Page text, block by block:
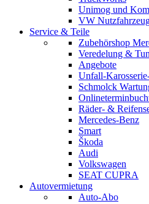
Unimog und
VW
Service & Teile
Zubehörshop
Veredelung &
Angebote
Unfall-
Schmolck
Räder- &
Mercedes-Benz
Smart
Škoda
Audi
Volkswagen
SEAT CUPRA
Autovermietung
Auto-Abo